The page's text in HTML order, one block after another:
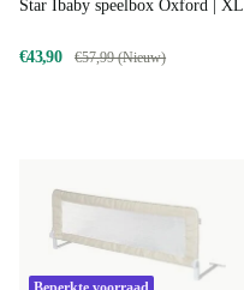
Star Ibaby speelbox Oxford | XL
€43,90 €57,99 (Nieuw)